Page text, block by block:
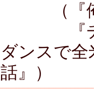
（『俺
『チア
ダンスで
話』）